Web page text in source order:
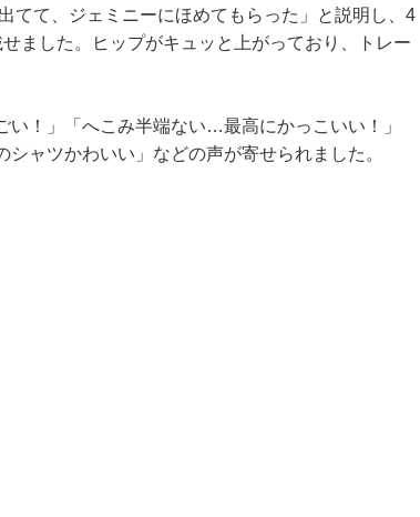
て、ジェミニーにほめてもらった」と説明し、4
ました。ヒップがキュッと上がっており、トレー
！」「へこみ半端ない…最高にかっこいい！」
ャツかわいい」などの声が寄せられました。